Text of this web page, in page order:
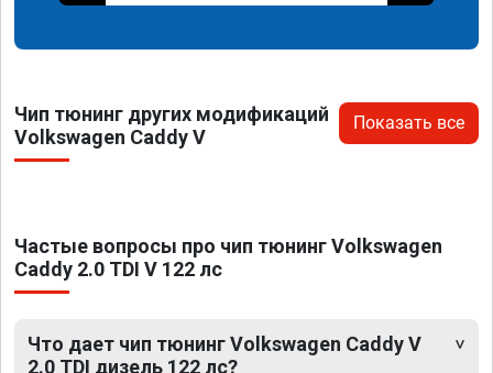
Чип тюнинг других модификаций
Volkswagen Caddy V
Показать все
Частые вопросы про чип тюнинг Volkswagen
Caddy 2.0 TDI V 122 лс
Что дает чип тюнинг Volkswagen Caddy V
2.0 TDI дизель 122 лс?